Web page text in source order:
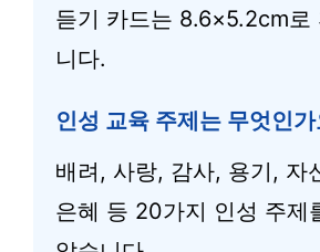
듣기 카드는 8.6×5.2cm로
니다.
인성 교육 주제는 무엇인
배려, 사랑, 감사, 용기, 자
은혜 등 20가지 인성 주제